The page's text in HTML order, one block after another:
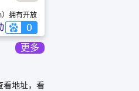
行业需
前沿阵
行业发展
）拥有开放
求职人员
位投递个
网上亦可
适合简
，同时本
人才网站
省内具有
更多
看地址，看